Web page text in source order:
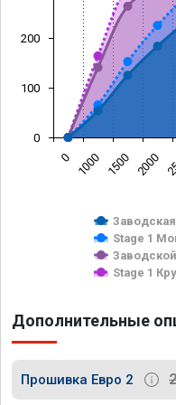
Stage 1
Stage 1
0 1000 1500 2000
0
100
200
Дополнительные
Прошивка Евро 2